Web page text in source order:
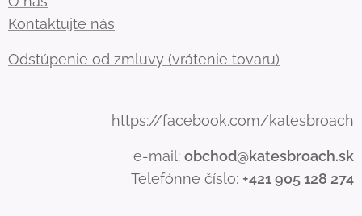
Kontaktujte nás
Odstúpenie od zmluvy (vrátenie tovaru)
https://facebook.com/katesbroach
e-mail: obchod@katesbroach.sk
Telefónne číslo: +421 905 128 274